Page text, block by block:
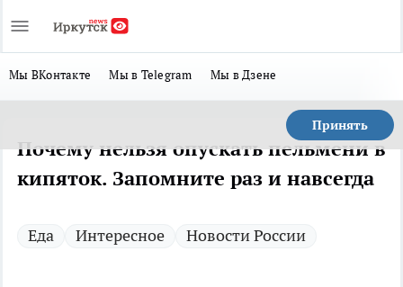
Мы ВКонтакте Мы в Telegram Мы в Дзене
Принять
Почему нельзя опускать пельмени в
кипяток. Запомните раз и навсегда
Еда Интересное Новости России